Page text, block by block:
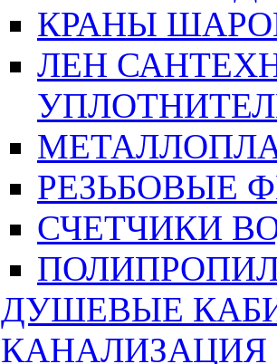
КРАНЫ
ЛЕН
РЕЗЬБОВЫЕ
СЧЕТЧИКИ
ДУШЕВЫЕ
КАНАЛИЗАЦИЯ